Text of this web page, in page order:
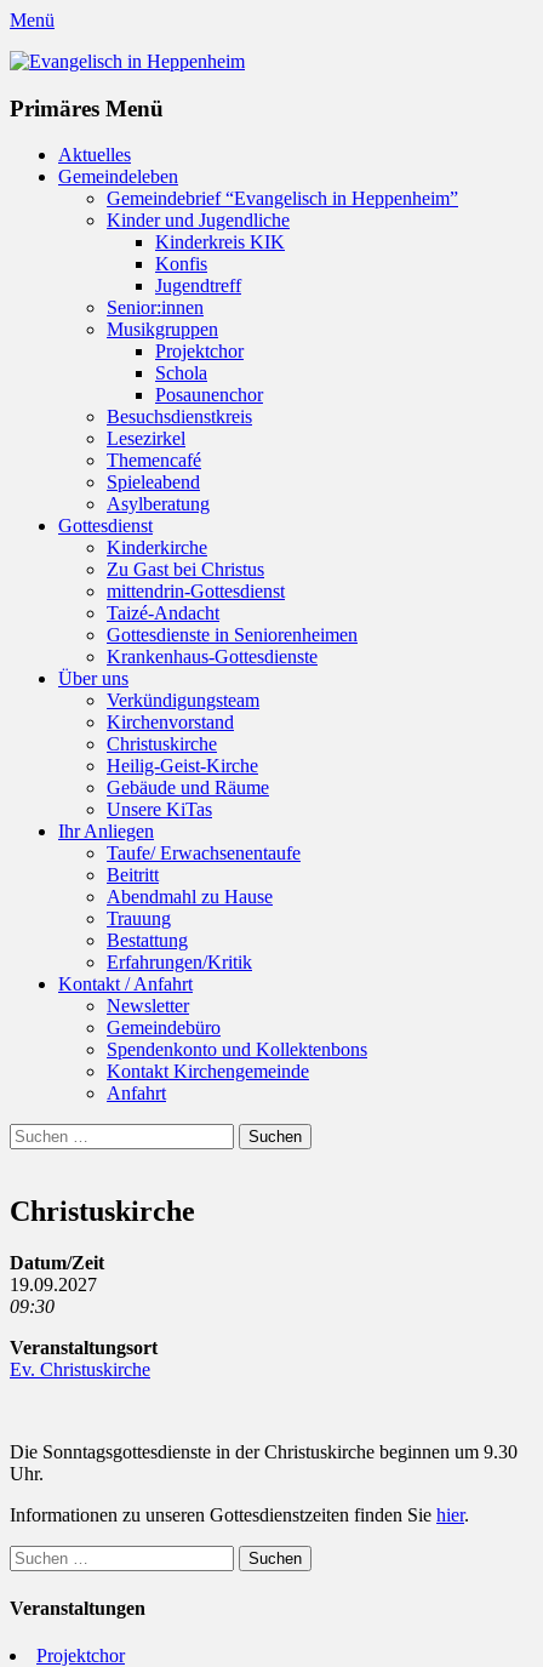
Menü
Evangelisch in Heppenheim
Primäres Menü
Zum
Inhalt
Aktuelles
Gemeindeleben
Gemeindebrief “Evangelisch in Heppenheim”
Kinder und Jugendliche
Kinderkreis KIK
Konfis
Jugendtreff
Senior:innen
Musikgruppen
Projektchor
Schola
Posaunenchor
Besuchsdienstkreis
Lesezirkel
Themencafé
Spieleabend
Asylberatung
Gottesdienst
Kinderkirche
Zu Gast bei Christus
mittendrin-Gottesdienst
Taizé-Andacht
Gottesdienste in Seniorenheimen
Krankenhaus-Gottesdienste
Über uns
Verkündigungsteam
Kirchenvorstand
Christuskirche
Heilig-Geist-Kirche
Gebäude und Räume
Unsere KiTas
Ihr Anliegen
Taufe/ Erwachsenentaufe
Beitritt
Abendmahl zu Hause
Trauung
Bestattung
Erfahrungen/Kritik
Kontakt / Anfahrt
Newsletter
Gemeindebüro
Spendenkonto und Kollektenbons
Kontakt Kirchengemeinde
Anfahrt
Suchen
Suchen
nach:
Christuskirche
Datum/Zeit
19.09.2027
09:30
Veranstaltungsort
Ev. Christuskirche
Die Sonntagsgottesdienste in der Christuskirche beginnen um 9.30
Uhr.
Informationen zu unseren Gottesdienstzeiten finden Sie hier.
Suchen
nach:
Veranstaltungen
Projektchor